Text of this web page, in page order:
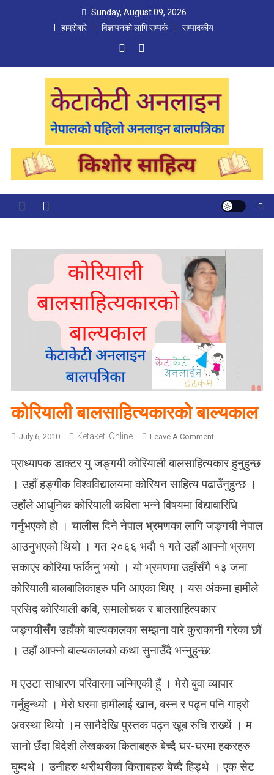
Sunday, August 09, 2026
हाम्रोबारे
विज्ञापनको लागि सम्पर्क सम्पादकीय
Ketaketi Online
First Nepali Online Magazine For Children
कोरियाली बालसाहित्यकारको बाल्यकाल
July 6, 2010 Ketaketi Online Leave A CommentO
को
रि
ली
बा
ल
सा
हि
का
र
बा
प्राध्यापक डाक्टर यु जङ्गयी कोरियाली बालसाहित्यकार हुनुहुन्छ
। उहाँ हङ्गीक विश्वविद्यालयमा कोरियन साहित्य पढाउँनुहुन्छ ।
उहाँले आधुनिक कोरियाली कविता भन्ने विषयमा विद्यावारिधि
गर्नुभएको हो । चालीस दिने नेपाल भ्रमणका लागि जङ्गयी नेपाल
आउनुभएको थियो । गत २०६६ भदौ १ गते उहाँ आफ्नो भ्रमण
सकाएर कोरिया फर्किनु भयो । यो भ्रमणमा उहाँसँगै १३ जना
कोरियाली बालबालिकाहरु पनि आएका थिए । यस अंकमा हामीले
प्रसिद्व कोरियाली कवि, समालोचक र बालसाहित्यकार
जङ्गयीसँग उहाँको बाल्यकालका सम्झना वारे कुराकानी गरेका छौं
। उहाँ आफ्नो बाल्यकालको कथा सुनाउँदै भन्नुहुन्छ:
म एउटा साधारण परिवारमा जन्मिएकी हुँ । मेरो बुवा व्यापार
गर्नुहुन्थ्यो । मेरो घरमा हामीलाई खान, बस्न र पढ्न पनि गाह्रो
अवस्था थियो ।म सानैदेखि पुस्तक पढ्न खूब रुचि राख्थें । म
सानो छँदा विदेशी लेखकका किताबहरु बेच्दै घर-घरमा हकरहरु
घुम्दथे । उनीहरु थरीथरीका किताबहरु बेच्दै हिड्थे । एक सेट